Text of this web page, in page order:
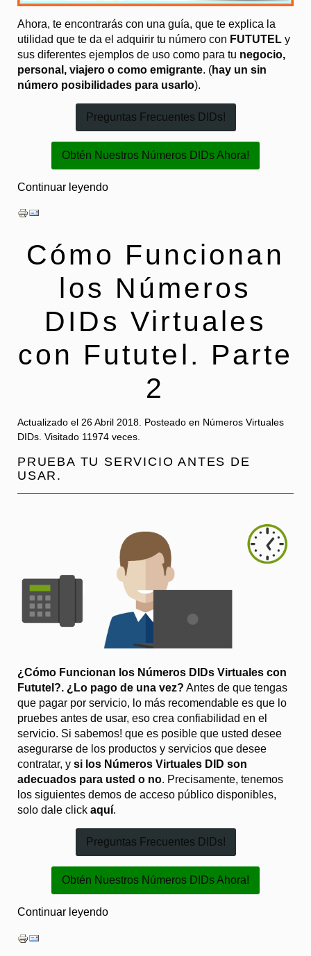
Ahora, te encontrarás con una guía, que te explica la
utilidad que te da el adquirir tu número con FUTUTEL y
sus diferentes ejemplos de uso como para tu negocio,
personal, viajero o como emigrante. (hay un sin
número posibilidades para usarlo).
Preguntas Frecuentes DIDs!
Obtén Nuestros Números DIDs Ahora!
Continuar leyendo
Cómo Funcionan
los Números
DIDs Virtuales
con Fututel. Parte
2
Actualizado el 26 Abril 2018 . Posteado en Números Virtuales
DIDs. Visitado 11974 veces.
PRUEBA TU SERVICIO ANTES DE
USAR.
¿Cómo Funcionan los Números DIDs Virtuales con
Fututel?. ¿Lo pago de una vez? Antes de que tengas
que pagar por servicio, lo más recomendable es que lo
pruebes antes de usar, eso crea confiabilidad en el
servicio. Si sabemos! que es posible que usted desee
asegurarse de los productos y servicios que desee
contratar, y si los Números Virtuales DID son
adecuados para usted o no. Precisamente, tenemos
los siguientes demos de acceso público disponibles,
solo dale click aquí.
Preguntas Frecuentes DIDs!
Obtén Nuestros Números DIDs Ahora!
Continuar leyendo